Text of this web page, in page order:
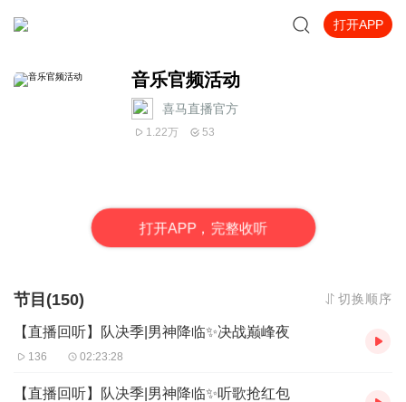
打开APP
音乐官频活动
喜马直播官方
1.22万 53
打开APP，完整收听
节目(150) 切换顺序
【直播回听】队决季|男神降临✨决战巅峰夜
136 02:23:28
【直播回听】队决季|男神降临✨听歌抢红包